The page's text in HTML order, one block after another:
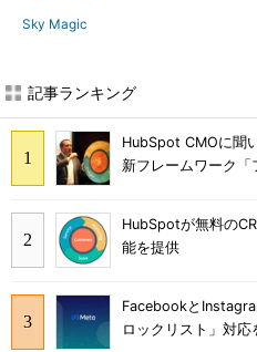
Sky Magic
記事ランキング
HubSpot CMOに聞
新フレームワーク「
HubSpotが無料の
能を提供
Facebookと
ロックリスト」対応